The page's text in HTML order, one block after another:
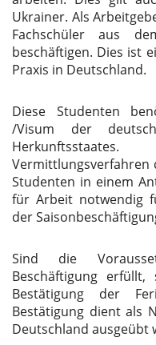
Ukrainer. Als
Fachschüler aus
beschäftigen. Dies ist
Praxis in Deutschland.
Diese Studenten
/Visum der
Vermittlungsverfahren
Studenten in einem
für Arbeit notwendig
der
Sind die
Beschäftigung
Bestätigung der
Bestätigung dient als
Deutschland ausgeübt